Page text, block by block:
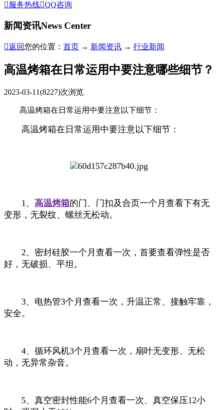
 服务热线QQ咨询
新闻资讯News Center
返回您的位置： 首页 → 新闻资讯 → 行业新闻
高温烤箱在日常运用中要注意哪些细节？
2023-03-11(8227)次浏览
高温烤箱在日常运用中要注意以下细节：
高温烤箱在日常运用中要注意以下细节：
1、 高温烤箱的门、门扣及合页一个月查看下有无
变形，无裂纹、螺丝无松动。
2、密封硅胶一个月查看一次，首要查看弹性是否
好，无破损、平坦。
3、电热管3个月查看一次，升温正常、接触牢靠，
安全。
4、循环风机3个月查看一次，扇叶无变形、无松
动，无异常杂音。
5、真空密封性能6个月查看一次、真空保压12小